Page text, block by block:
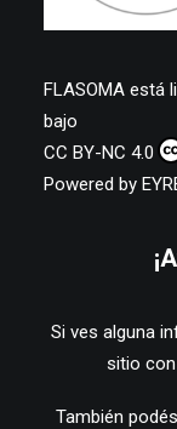
FLASOMA está
bajo
CC BY-NC 4.0
Powered by
Si ves alguna
sitio
También